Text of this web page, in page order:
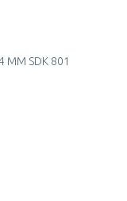
MM SDK 801